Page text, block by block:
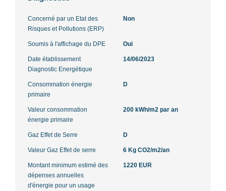
Concerné par un Etat des
Risques et Pollutions (ERP)
Non
Soumis à l'affichage du DPE Oui
Date établissement
Diagnostic Energétique
14/06/2023
Consommation énergie
primaire
D
Valeur consommation
énergie primaire
200 kWh/m2 par an
Gaz Effet de Serre D
Valeur Gaz Effet de serre 6 Kg CO2/m2/an
Montant minimum estimé des
dépenses annuelles
d'énergie pour un usage
1220 EUR